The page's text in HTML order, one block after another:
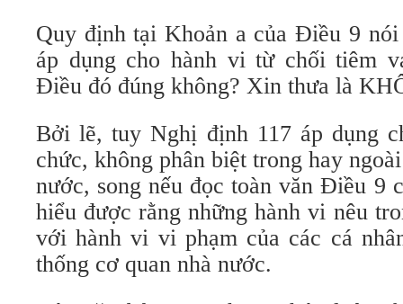
Quy định tại Khoản a của Điều 9
áp dụng cho hành vi từ chối tiêm
Điều đó đúng không? Xin thưa là
Bởi lẽ, tuy Nghị định 117 áp dụng
chức, không phân biệt trong hay
nước, song nếu đọc toàn văn Điều 9
hiểu được rằng những hành vi nêu
với hành vi vi phạm của các cá
thống cơ quan nhà nước.